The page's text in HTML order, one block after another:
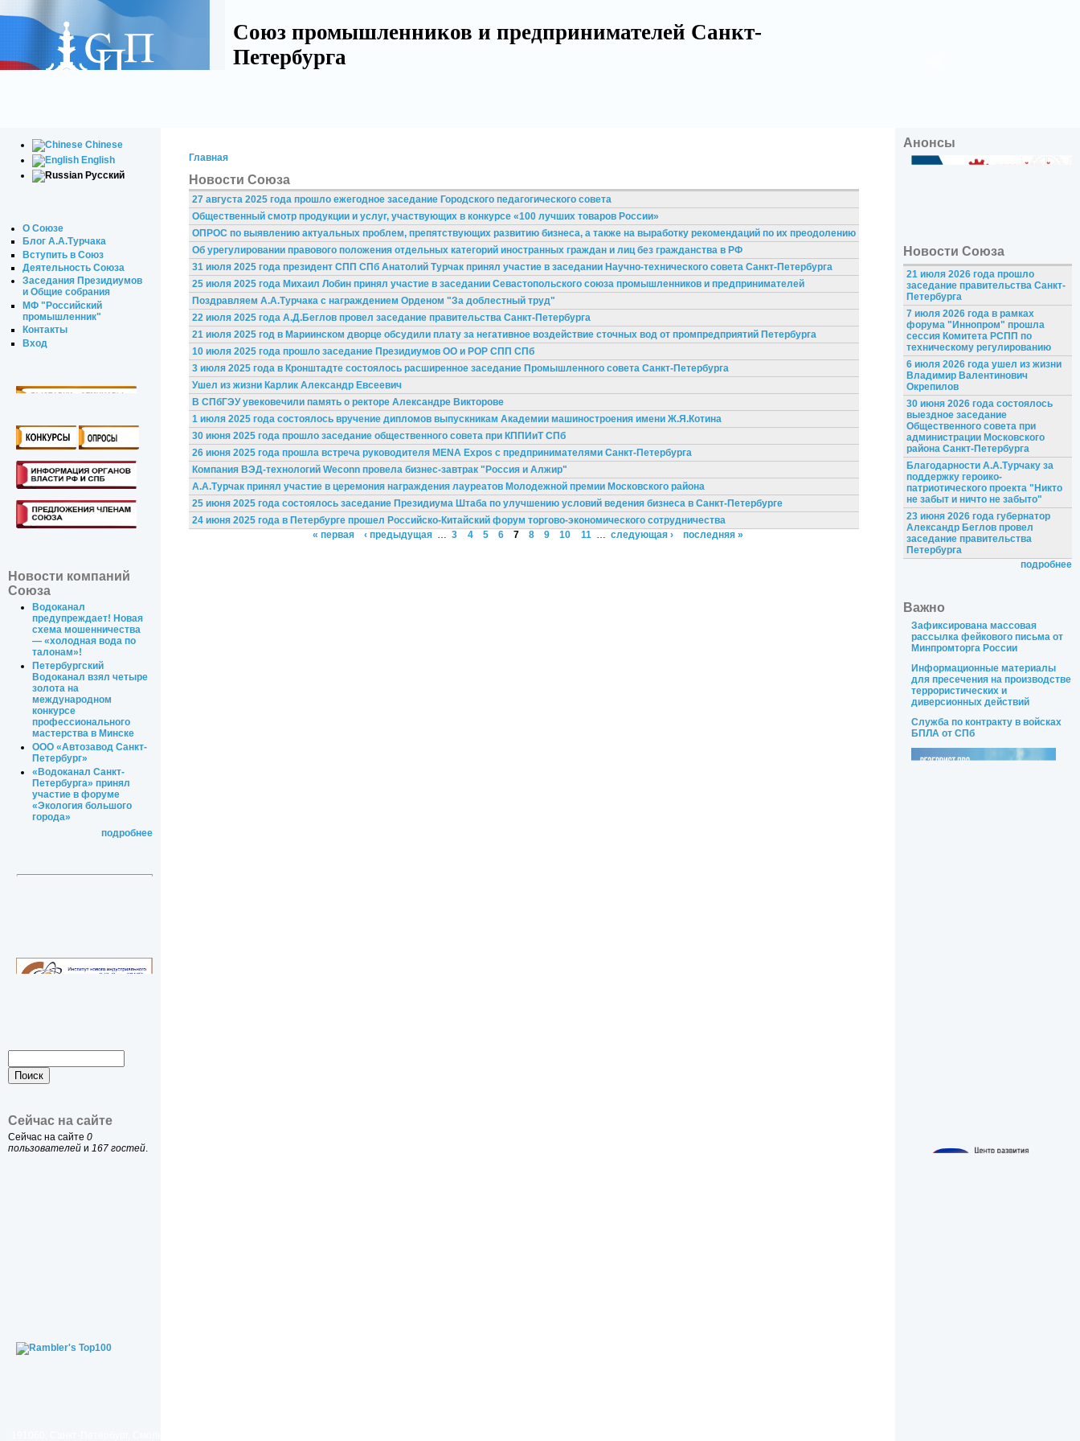
Союз промышленников и предпринимателей Санкт-
Петербурга
Chinese
English
Русский
О Союзе
Блог А.А.Турчака
Вступить в Союз
Деятельность Союза
Заседания Президиумов
и Общие собрания
МФ "Российский
промышленник"
Контакты
Вход
Новости компаний
Союза
Водоканал
предупреждает! Новая
схема мошенничества
— «холодная вода по
талонам»!
Петербургский
Водоканал взял четыре
золота на
международном
конкурсе
профессионального
мастерства в Минске
ООО «Автозавод Санкт-
Петербург»
«Водоканал Санкт-
Петербурга» принял
участие в форуме
«Экология большого
города»
подробнее
Сейчас на сайте
Сейчас на сайте 0
пользователей и 167 гостей.
Главная
Новости Союза
27 августа 2025 года прошло ежегодное заседание Городского педагогического совета
Общественный смотр продукции и услуг, участвующих в конкурсе «100 лучших товаров России»
ОПРОС по выявлению актуальных проблем, препятствующих развитию бизнеса, а также на выработку рекомендаций по их преодолению
Об урегулировании правового положения отдельных категорий иностранных граждан и лиц без гражданства в РФ
31 июля 2025 года президент СПП СПб Анатолий Турчак принял участие в заседании Научно-технического совета Санкт-Петербурга
25 июля 2025 года Михаил Лобин принял участие в заседании Севастопольского союза промышленников и предпринимателей
Поздравляем А.А.Турчака с награждением Орденом "За доблестный труд"
22 июля 2025 года А.Д.Беглов провел заседание правительства Санкт‑Петербурга
21 июля 2025 год в Мариинском дворце обсудили плату за негативное воздействие сточных вод от промпредприятий Петербурга
10 июля 2025 года прошло заседание Президиумов ОО и РОР СПП СПб
3 июля 2025 года в Кронштадте состоялось расширенное заседание Промышленного совета Санкт-Петербурга
Ушел из жизни Карлик Александр Евсеевич
В СПбГЭУ увековечили память о ректоре Александре Викторове
1 июля 2025 года состоялось вручение дипломов выпускникам Академии машиностроения имени Ж.Я.Котина
30 июня 2025 года прошло заседание общественного совета при КППИиТ СПб
26 июня 2025 года прошла встреча руководителя MENA Expos с предпринимателями Санкт-Петербурга
Компания ВЭД-технологий Weconn провела бизнес-завтрак "Россия и Алжир"
А.А.Турчак принял участие в церемония награждения лауреатов Молодежной премии Московского района
25 июня 2025 года состоялось заседание Президиума Штаба по улучшению условий ведения бизнеса в Санкт-Петербурге
24 июня 2025 года в Петербурге прошел Российско-Китайский форум торгово-экономического сотрудничества
« первая
‹ предыдущая … 3 4 5 6 7 8 9 10 11 … следующая › последняя »
Анонсы
Новости Союза
21 июля 2026 года прошло
заседание правительства Санкт-
Петербурга
7 июля 2026 года в рамках
форума "Иннопром" прошла
сессия Комитета РСПП по
техническому регулированию
6 июля 2026 года ушел из жизни
Владимир Валентинович
Окрепилов
30 июня 2026 года состоялось
выездное заседание
Общественного совета при
администрации Московского
района Санкт-Петербурга
Благодарности А.А.Турчаку за
поддержку героико-
патриотического проекта "Никто
не забыт и ничто не забыто"
23 июня 2026 года губернатор
Александр Беглов провел
заседание правительства
Петербурга
подробнее
Важно
Зафиксирована массовая
рассылка фейкового письма от
Минпромторга России
Информационные материалы
для пресечения на производстве
террористических и
диверсионных действий
Служба по контракту в войсках
БПЛА от СПб